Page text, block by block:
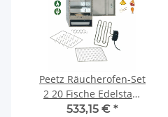
Peetz Räucherofen-Set
2 20 Fische Edelstahl
Rostfrei -
533,15 € *